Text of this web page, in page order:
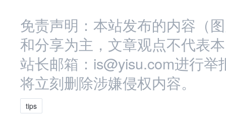
免责声明：本站发布的内容（
和分享为主，文章观点不代表
站长邮箱：is@yisu.com进行
将立刻删除涉嫌侵权内容。
tips